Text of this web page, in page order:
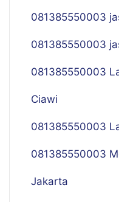
081385550003
081385550003
081385550003
Ciawi
081385550003
081385550003
Jakarta